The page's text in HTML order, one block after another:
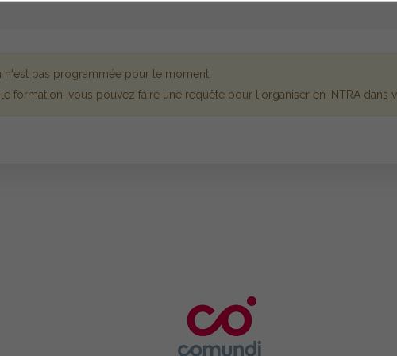
n'est pas programmée pour le moment.
formation, vous pouvez faire une requête pour l'organiser en INTRA dans